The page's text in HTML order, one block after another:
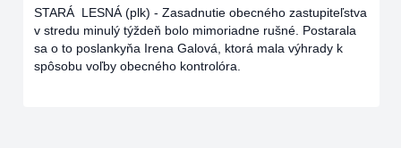
STARÁ LESNÁ (plk) - Zasadnutie obecného zastupiteľstva
v stredu minulý týždeň bolo mimoriadne rušné. Postarala
sa o to poslankyňa Irena Galová, ktorá mala výhrady k
spôsobu voľby obecného kontrolóra.